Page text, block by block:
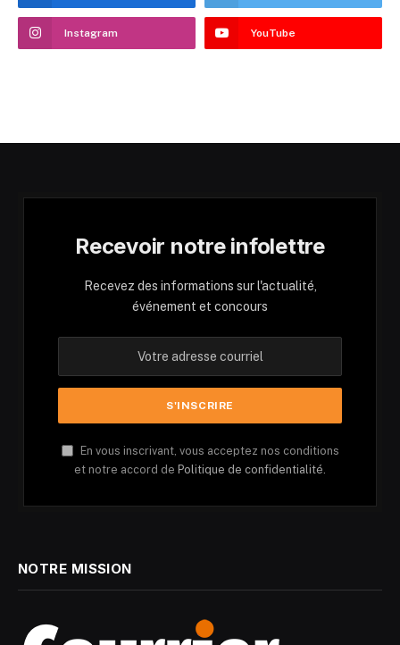
Instagram YouTube
Recevoir notre infolettre
Recevez des informations sur l'actualité,
événement et concours
En vous inscrivant, vous acceptez nos conditions
et notre accord de Politique de confidentialité.
NOTRE MISSION